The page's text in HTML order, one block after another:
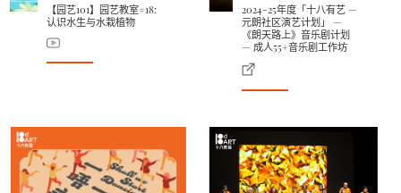
【园艺101】园艺教室#18:
认识水生与水栽植物
2024-25年度「十八有艺 —
元朗社区演艺计划」 —
《朗天路上》音乐剧计划
— 成人55+音乐剧工作坊